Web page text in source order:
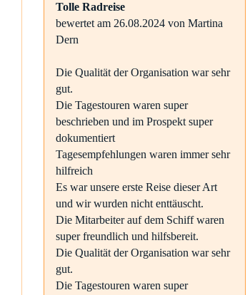
Tolle Radreise
bewertet am 26.08.2024 von Martina
Dern
Die Qualität der Organisation war sehr
gut.
Die Tagestouren waren super
beschrieben und im Prospekt super
dokumentiert
Tagesempfehlungen waren immer sehr
hilfreich
Es war unsere erste Reise dieser Art
und wir wurden nicht enttäuscht.
Die Mitarbeiter auf dem Schiff waren
super freundlich und hilfsbereit.
Die Qualität der Organisation war sehr
gut.
Die Tagestouren waren super